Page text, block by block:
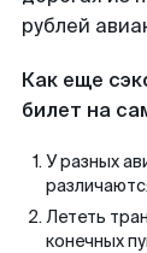
рублей
Как еще
билет на
У разных
Лететь
конечных